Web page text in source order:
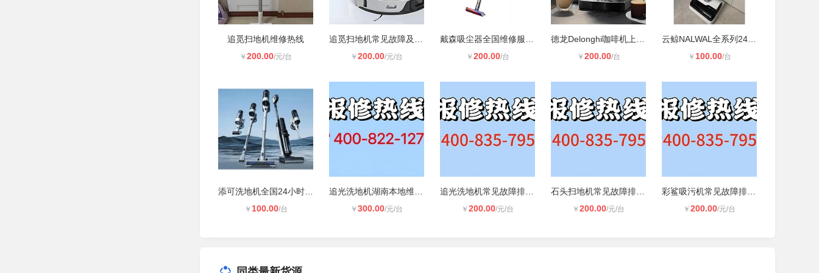
追觅扫地机维修热线
￥ 200.00/元/台 ￥ 200.00/元/台 ￥ 200.00/台 ￥ 200.00/台 ￥ 100.00/台
￥ 100.00/台 ￥ 300.00/元/台 ￥ 200.00/元/台 ￥ 200.00/元/台 ￥ 200.00/元/台